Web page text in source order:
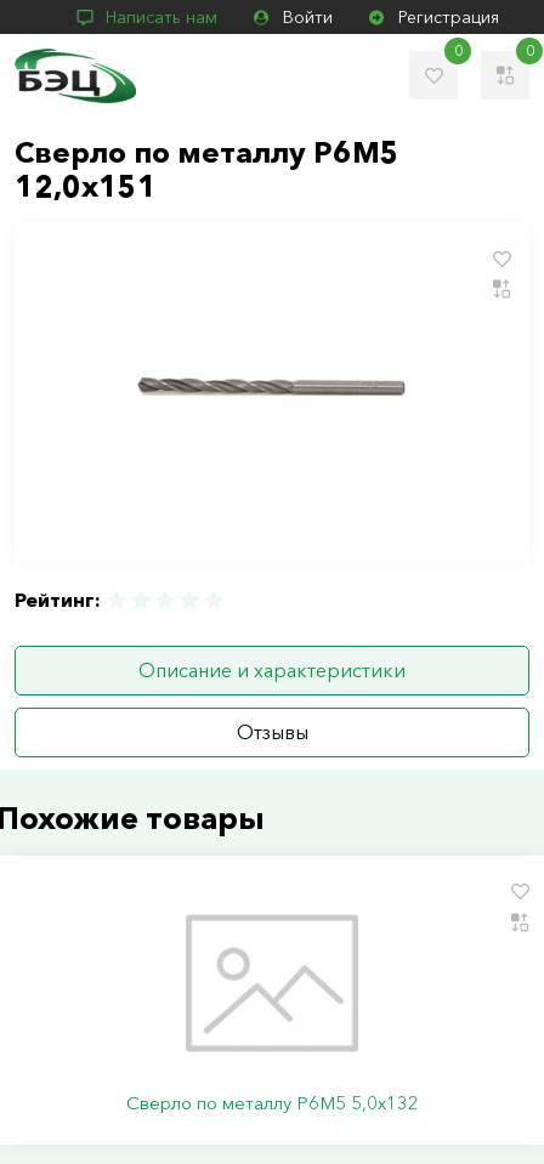
Написать нам Войти Регистрация
0 0
Сверло по металлу Р6М5
12,0х151
Рейтинг:
Описание и характеристики
Отзывы
товары
Сверло по металлу Р6М5 5,0х132